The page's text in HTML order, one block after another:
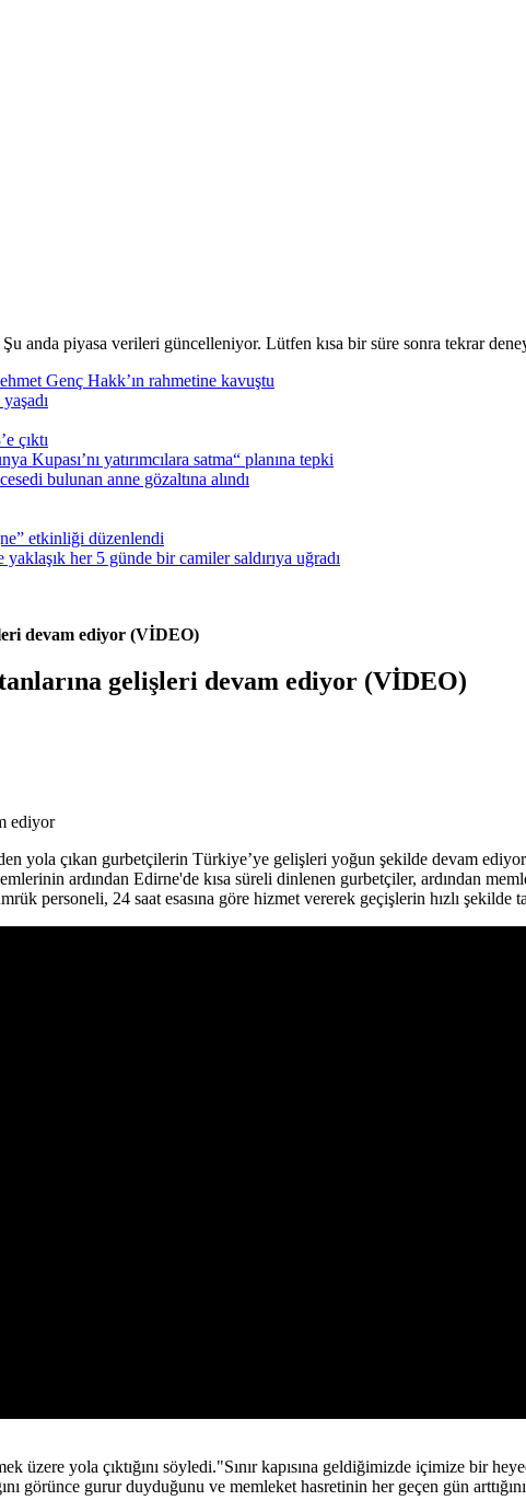
Şu anda piyasa verileri güncelleniyor. Lütfen kısa bir süre sonra tekrar
Genç Hakk’ın rahmetine kavuştu
çıktı
Kupası’nı yatırımcılara satma“ planına tepki
bulunan anne gözaltına alındı
etkinliği düzenlendi
her 5 günde bir camiler saldırıya uğradı
devam ediyor (VİDEO)
gelişleri devam ediyor (VİDEO)
yola çıkan gurbetçilerin Türkiye’ye gelişleri yoğun şekilde devam
ardından Edirne'de kısa süreli dinlenen gurbetçiler, ardından
personeli, 24 saat esasına göre hizmet vererek geçişlerin hızlı şekilde
üzere yola çıktığını söyledi."Sınır kapısına geldiğimizde içimize bir
görünce gurur duyduğunu ve memleket hasretinin her geçen gün